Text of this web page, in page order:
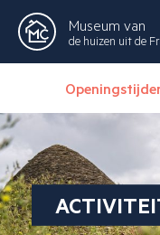
Museum van
de huizen uit de